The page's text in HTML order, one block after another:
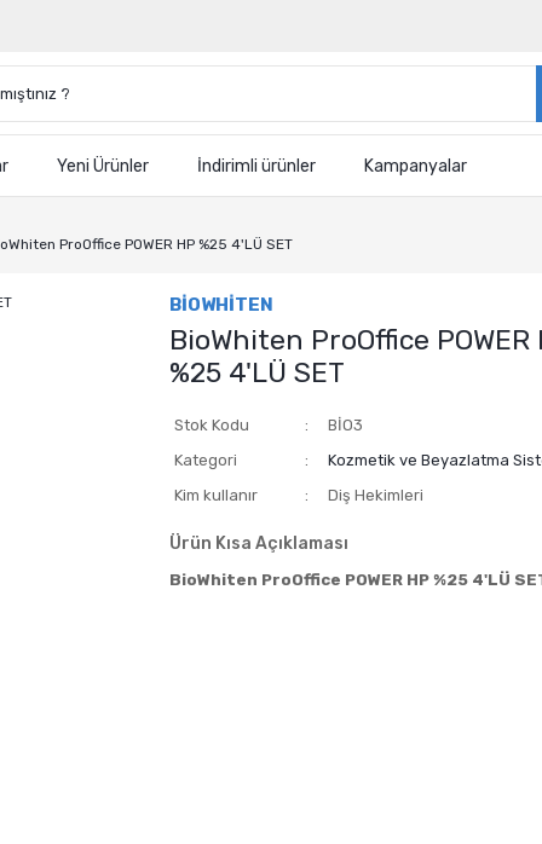
Yeni Ürünler İndirimli ürünler Kampanyalar
ProOffice POWER HP %25 4'LÜ SET
BİOWHİTEN
BioWhiten ProOffice POWER
%25 4'LÜ SET
Stok Kodu
BİO3
Kategori
Kozmetik ve Beyazlatma
Kim kullanır
Diş Hekimleri
Ürün Kısa Açıklaması
BioWhiten ProOffice POWER HP %25 4'LÜ